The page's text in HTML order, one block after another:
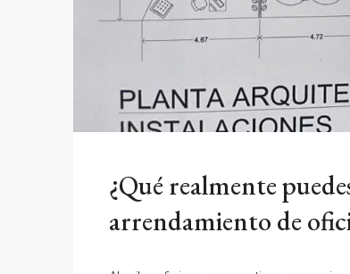
¿Qué realmente
arrendamiento de